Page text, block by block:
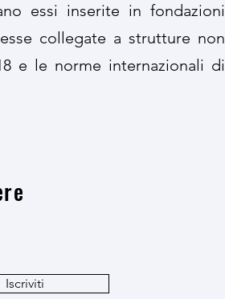
essi inserite in fondazioni
collegate a strutture non
e le norme internazionali di
Iscriviti